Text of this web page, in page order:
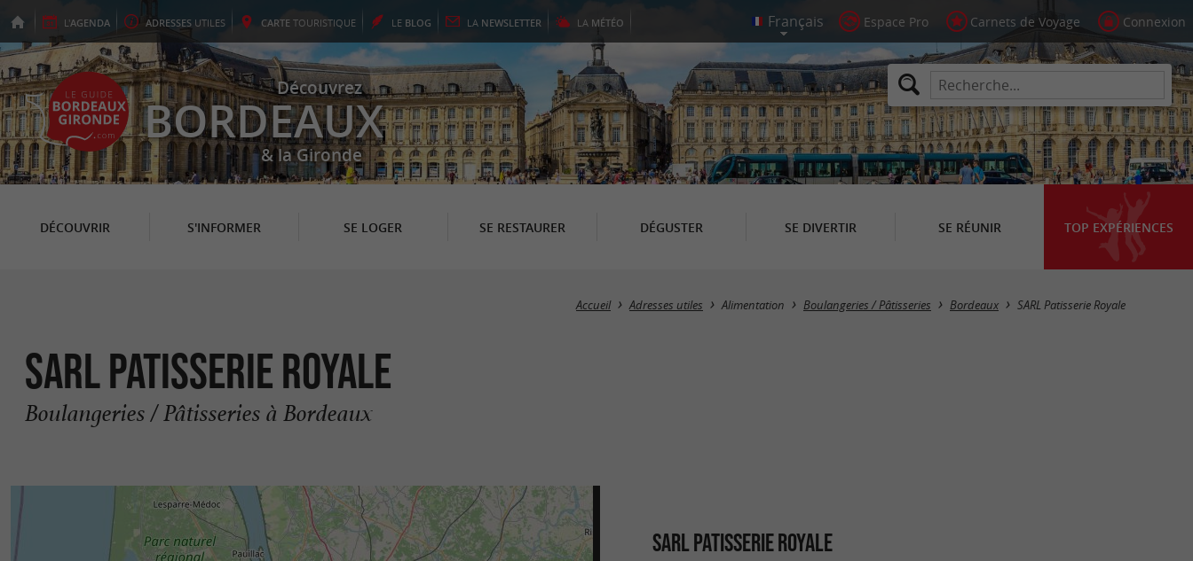
L'AGENDA ADRESSES UTILES CARTE TOURISTIQUE LE BLOG LA NEWSLETTER LA MÉTÉO Espace Pro Carnets de Voyage Connexion
Découvrez
BORDEAUX
& la Gironde
DÉCOUVRIR S'INFORMER SE LOGER SE RESTAURER DÉGUSTER SE DIVERTIR SE RÉUNIR TOP EXPÉRIENCES
Accueil Adresses utiles Alimentation Boulangeries / Pâtisseries Bordeaux SARL Patisserie Royale
SARL Patisserie Royale
Boulangeries / Pâtisseries à Bordeaux
SARL PATISSERIE ROYALE